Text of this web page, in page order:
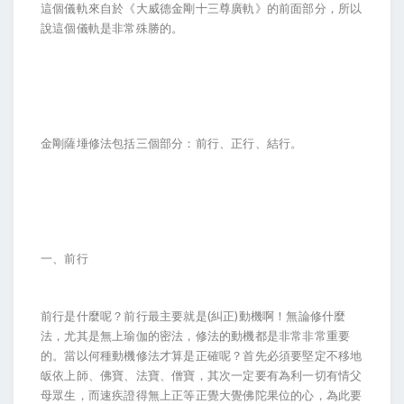
這個儀軌來自於《大威德金剛十三尊廣軌》的前面部分，所以
說這個儀軌是非常殊勝的。
金剛薩埵修法包括三個部分：前行、正行、結行。
一、前行
前行是什麼呢？前行最主要就是(糾正)動機啊！無論修什麼
法，尤其是無上瑜伽的密法，修法的動機都是非常非常重要
的。當以何種動機修法才算是正確呢？首先必須要堅定不移地
皈依上師、佛寶、法寶、僧寶，其次一定要有為利一切有情父
母眾生，而速疾證得無上正等正覺大覺佛陀果位的心，為此要